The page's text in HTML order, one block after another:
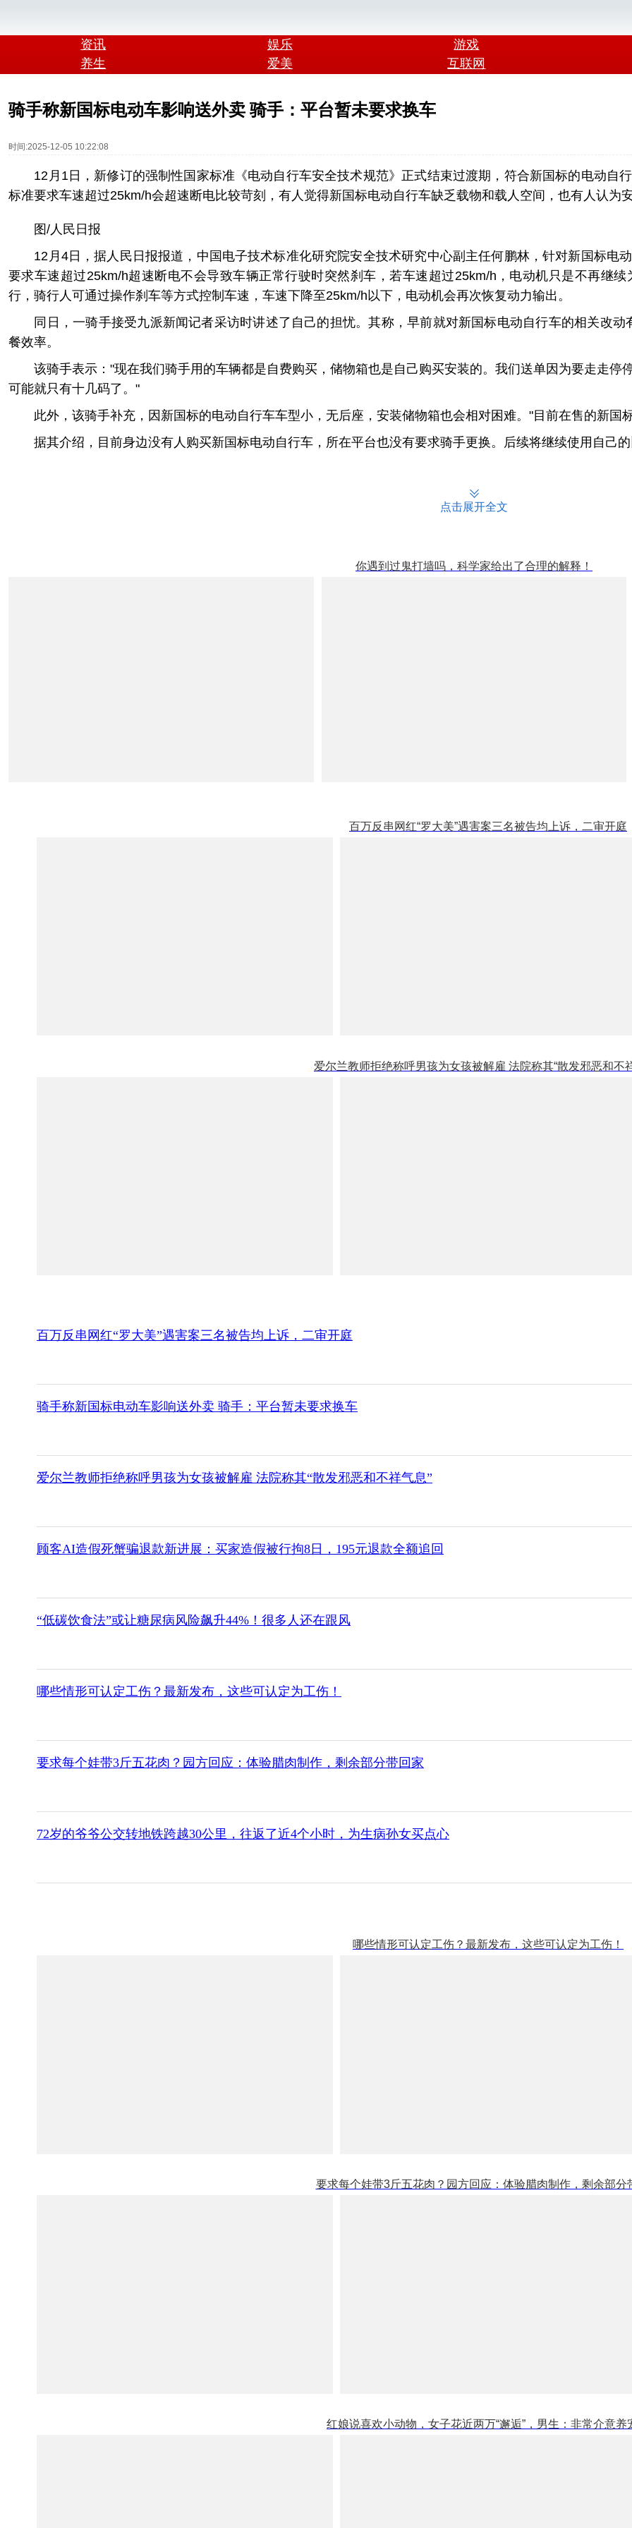
资讯 娱乐
游戏
养生
爱美 互联网
骑手称新国标电动车影响送外卖 骑手：平台暂未要求换车
时间:2025-12-05 10:22:08
12月1日，新修订的强制性国家标准《电动自行车安全技术规范》正式结束过渡期，符合新国标的电动自
标准要求车速超过25km/h会超速断电比较苛刻，有人觉得新国标电动自行车缺乏载物和载人空间，也有人认为
图/人民日报
12月4日，据人民日报报道，中国电子技术标准化研究院安全技术研究中心副主任何鹏林，针对新国标电
要求车速超过25km/h超速断电不会导致车辆正常行驶时突然刹车，若车速超过25km/h，电动机只是不再继
行，骑行人可通过操作刹车等方式控制车速，车速下降至25km/h以下，电动机会再次恢复动力输出。
同日，一骑手接受九派新闻记者采访时讲述了自己的担忧。其称，早前就对新国标电动自行车的相关改动
餐效率。
该骑手表示："现在我们骑手用的车辆都是自费购买，储物箱也是自己购买安装的。我们送单因为要走走停
可能就只有十几码了。"
此外，该骑手补充，因新国标的电动自行车车型小，无后座，安装储物箱也会相对困难。"目前在售的新国
据其介绍，目前身边没有人购买新国标电动自行车，所在平台也没有要求骑手更换。后续将继续使用自己
点击展开全文
你遇到过鬼打墙吗，科学家给出了合理的解释！
百万反串网红“罗大美”遇害案三名被告均上诉，二审开庭
爱尔兰教师拒绝称呼男孩为女孩被解雇 法院称其“散发邪恶和不
百万反串网红“罗大美”遇害案三名被告均上诉，二审开庭
骑手称新国标电动车影响送外卖 骑手：平台暂未要求换车
爱尔兰教师拒绝称呼男孩为女孩被解雇 法院称其“散发邪恶和不祥气息”
顾客AI造假死蟹骗退款新进展：买家造假被行拘8日，195元退款全额追回
“低碳饮食法”或让糖尿病风险飙升44%！很多人还在跟风
哪些情形可认定工伤？最新发布，这些可认定为工伤！
要求每个娃带3斤五花肉？园方回应：体验腊肉制作，剩余部分带回家
72岁的爷爷公交转地铁跨越30公里，往返了近4个小时，为生病孙女买点心
哪些情形可认定工伤？最新发布，这些可认定为工伤！
要求每个娃带3斤五花肉？园方回应：体验腊肉制作，剩余部分
红娘说喜欢小动物，女子花近两万“邂逅”，男生：非常介意养